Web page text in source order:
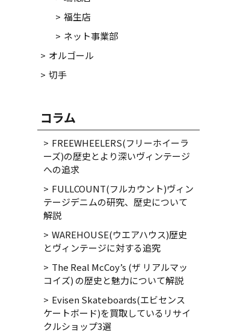
福生店
ネット事業部
オルゴール
切手
コラム
FREEWHEELERS(フリーホイーラ
ーズ)の歴史とより深いヴィンテージ
への追求
FULLCOUNT(フルカウント)ヴィン
テージデニムの研究、歴史について
解説
WAREHOUSE(ウエアハウス)歴史
とヴィンテージに対する追究
The Real McCoy’s (ザ リアルマッ
コイズ) の歴史と魅力について解説
Evisen Skateboards(エビセンス
ケートボード)を買取しているリサイ
クルショップ3選